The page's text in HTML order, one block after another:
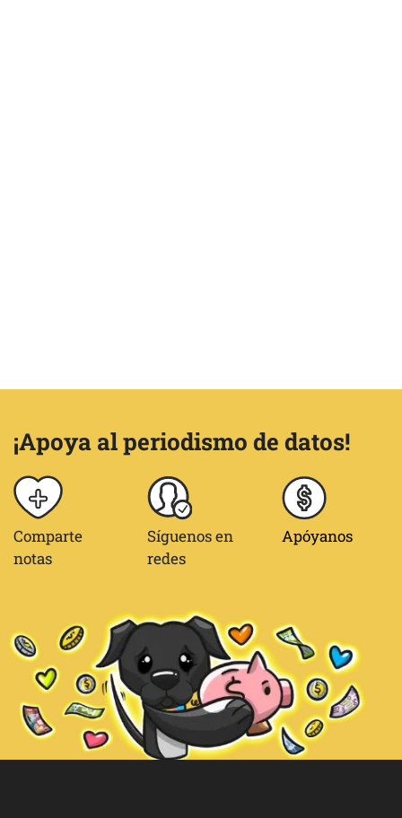
¡Apoya al periodismo de datos!
Comparte
notas
Síguenos en
redes
Apóyanos